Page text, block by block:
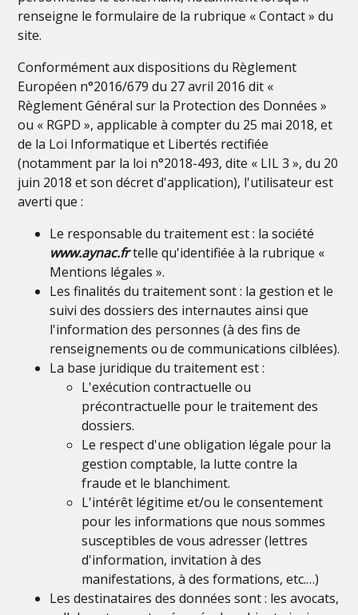
renseigne le formulaire de la rubrique « Contact » du
site.
Conformément aux dispositions du Règlement
Européen n°2016/679 du 27 avril 2016 dit «
Règlement Général sur la Protection des Données »
ou « RGPD », applicable à compter du 25 mai 2018, et
de la Loi Informatique et Libertés rectifiée
(notamment par la loi n°2018-493, dite « LIL 3 », du 20
juin 2018 et son décret d'application), l'utilisateur est
averti que :
Le responsable du traitement est : la société
www.aynac.frtelle qu'identifiée à la rubrique «
Mentions légales ».
Les finalités du traitement sont : la gestion et le
suivi des dossiers des internautes ainsi que
l'information des personnes (à des fins de
renseignements ou de communications cilblées).
La base juridique du traitement est :
L'exécution contractuelle ou
précontractuelle pour le traitement des
dossiers.
Le respect d'une obligation légale pour la
gestion comptable, la lutte contre la
fraude et le blanchiment.
L'intérêt légitime et/ou le consentement
pour les informations que nous sommes
susceptibles de vous adresser (lettres
d'information, invitation à des
manifestations, à des formations, etc.…)
Les destinataires des données sont : les avocats,